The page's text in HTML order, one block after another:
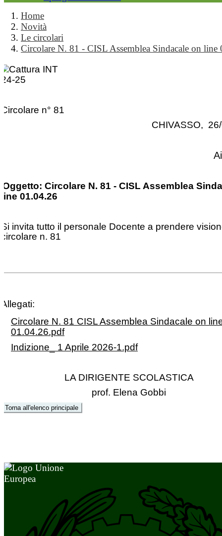
Home
Novità
Le circolari
Circolare N. 81 - CISL Assemblea Sindacale on line
Circolare n° 81
CHIVASSO,
Oggetto: Circolare N. 81 - CISL Assemblea
line 01.04.26
Si invita tutto il personale Docente a prendere
circolare n. 81
Allegati:
Circolare N. 81 CISL Assemblea Sindacale on
01.04.26.pdf
Indizione_ 1 Aprile 2026-1.pdf
LA DIRIGENTE SCOLASTICA
prof. Elena Gobbi
Torna all'elenco principale